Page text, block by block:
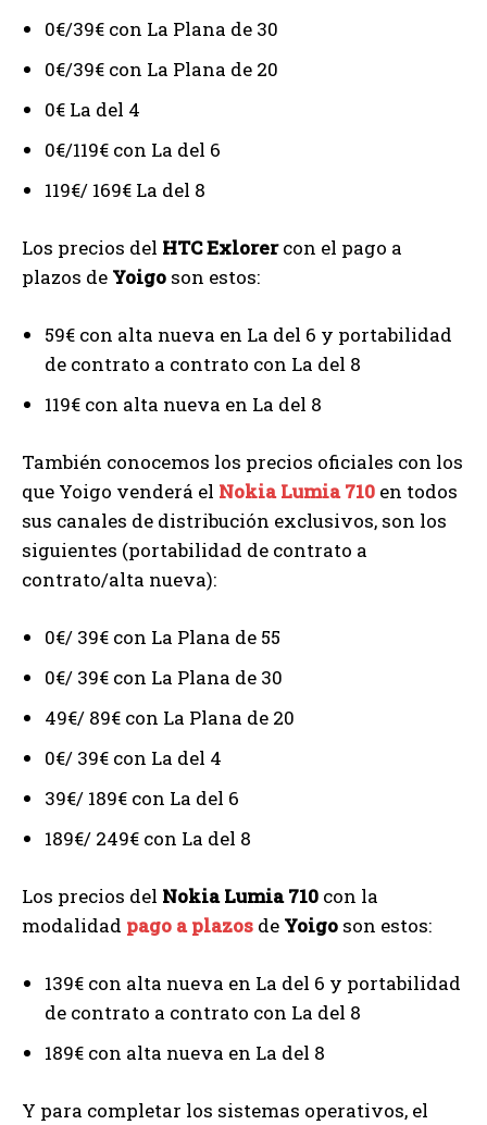
0€/39€ con La Plana de 30
0€/39€ con La Plana de 20
0€ La del 4
0€/119€ con La del 6
119€/ 169€ La del 8
Los precios del HTC Exlorercon el pago a
plazos de Yoigo son estos:
59€ con alta nueva en La del 6 y portabilidad
de contrato a contrato con La del 8
119€ con alta nueva en La del 8
También conocemos los precios oficiales con los
que Yoigo venderá el Nokia Lumia 710 en todos
sus canales de distribución exclusivos, son los
siguientes (portabilidad de contrato a
contrato/alta nueva):
0€/ 39€ con La Plana de 55
0€/ 39€ con La Plana de 30
49€/ 89€ con La Plana de 20
0€/ 39€ con La del 4
39€/ 189€ con La del 6
189€/ 249€ con La del 8
Los precios del Nokia Lumia 710 con la
modalidad pago a plazos de Yoigo son estos:
139€ con alta nueva en La del 6 y portabilidad
de contrato a contrato con La del 8
189€ con alta nueva en La del 8
Y para completar los sistemas operativos, el